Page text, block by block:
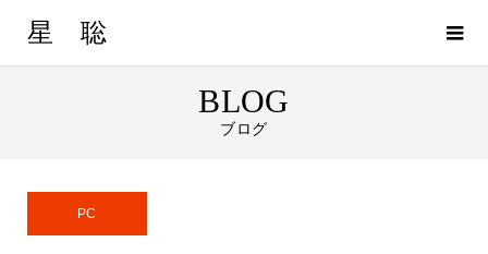
星 聡
BLOG
ブログ
PC